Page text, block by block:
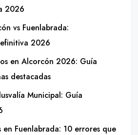
2026
vs Fuenlabrada:
2026
en Alcorcón 2026: Guía
destacadas
Municipal: Guía
en Fuenlabrada: 10 errores que